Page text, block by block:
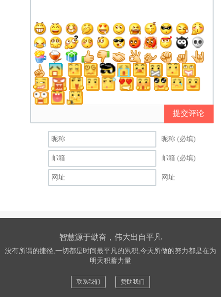
提交评论
昵称 (必填)
邮箱 (必填)
网址
智慧源于勤奋，伟大出自平凡
没有所谓的捷径,一切都是时间最平凡的累积,今天所做的努力都是在为
明天积蓄力量
联系我们 赞助我们